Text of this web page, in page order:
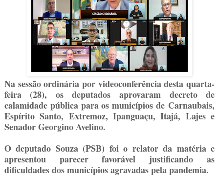
Na sessão ordinária por videoconferência desta quarta-
feira (28), os deputados aprovaram decreto de
calamidade pública para os municípios de Carnaubais,
Espírito Santo, Extremoz, Ipanguaçu, Itajá, Lajes e
Senador Georgino Avelino.
O deputado Souza (PSB) foi o relator da matéria e
apresentou parecer favorável justificando as
dificuldades dos municípios agravadas pela pandemia.